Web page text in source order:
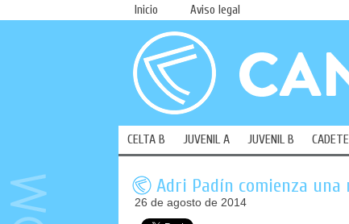
Inicio Aviso legal
CELTA B JUVENIL A JUVENIL B
Adri Padín comienza una
26 de agosto de 2014